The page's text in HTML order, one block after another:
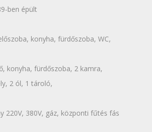
ben épült
konyha, fürdőszoba, WC,
konyha, fürdőszoba, 2 kamra,
2 ól, 1 tároló,
220V, 380V, gáz, központi fűtés fás